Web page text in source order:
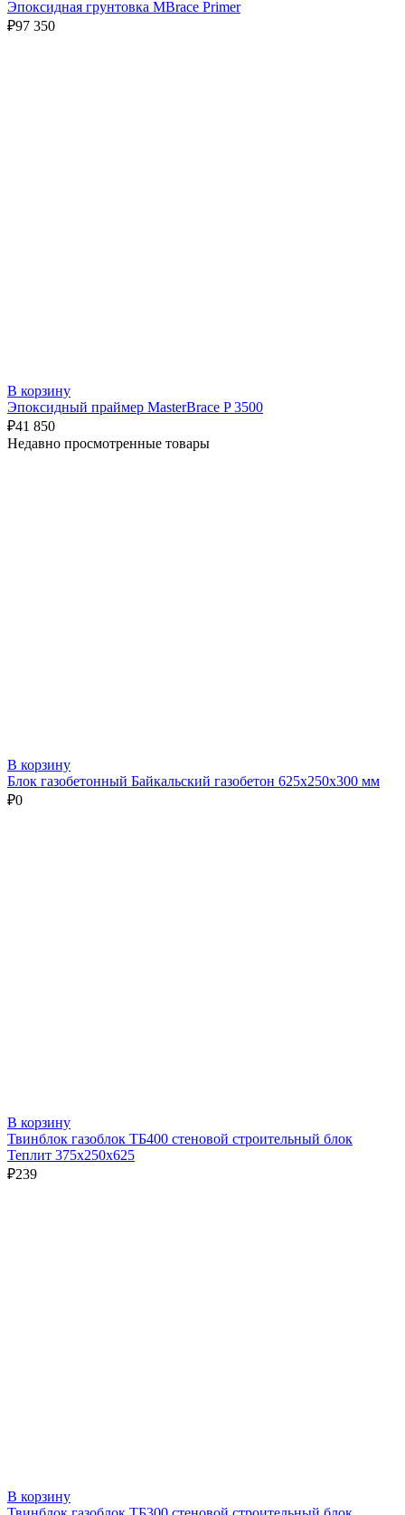
Эпоксидная грунтовка MBrace Primer
₽97 350
В корзину
Эпоксидный праймер MasterBrace P 3500
₽41 850
Недавно просмотренные товары
В корзину
Блок газобетонный Байкальский газобетон 625х250х300 мм
₽0
В корзину
Твинблок газоблок ТБ400 стеновой строительный блок
Теплит 375х250х625
₽239
В корзину